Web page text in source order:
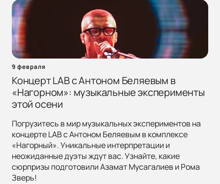
9 февраля
Концерт LAB с Антоном Беляевым в
«Нагорном»: музыкальные эксперименты
этой осени
Погрузитесь в мир музыкальных экспериментов на
концерте LAB с Антоном Беляевым в комплексе
«Нагорный». Уникальные интерпретации и
неожиданные дуэты ждут вас. Узнайте, какие
сюрпризы подготовили Азамат Мусагалиев и Рома
Зверь!